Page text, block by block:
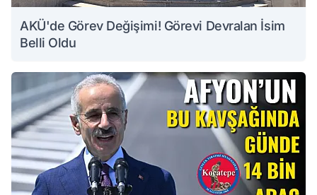
AKÜ'de Görev Değişimi! Görevi Devralan İsim
Belli Oldu